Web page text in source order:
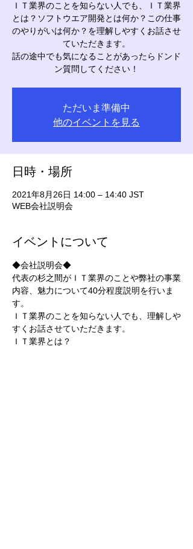
ＩＴ業界のことを知らない人でも、ＩＴ業界
とは？ソフトウエア開発とは何か？この仕事
のやりがいは何か？を理解しやすくお話させ
ていただきます。
話の途中でも気になることがあったらドンド
ン質問してください！
ただいま準備中
他のイベントを見る
日時・場所
2021年8月26日 14:00 – 14:40 JST
WEB会社説明会
イベントについて
◆会社説明会◆
代表の杉之間がＩＴ業界のことや弊社の事業
内容、魅力について40分程度説明を行いま
す。
ＩＴ業界のことを知らない人でも、理解しや
すくお話させていただきます。
ＩＴ業界とは？